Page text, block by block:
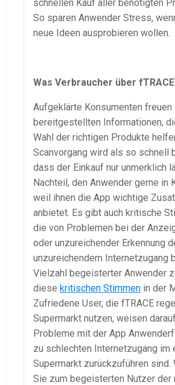
schnellen Kauf aller benötigten
So sparen Anwender Stress,
neue Ideen ausprobieren wollen.
Was Verbraucher über
Aufgeklärte Konsumenten freuen
bereitgestellten Informationen,
Wahl der richtigen Produkte
Scanvorgang wird als so schnell
dass der Einkauf nur unmerklich
Nachteil, den Anwender gerne in
weil ihnen die App wichtige
anbietet. Es gibt auch kritische
die von Problemen bei der
oder unzureichender Erkennung
unzureichendem Internetzugang
Vielzahl begeisterter Anwender
diese kritischen Stimmen in der
Zufriedene User, die fTRACE
Supermarkt nutzen, weisen
Probleme mit der App
zu schlechten Internetzugang im
Supermarkt zurückzuführen sind.
Sie zum begeisterten Nutzer der